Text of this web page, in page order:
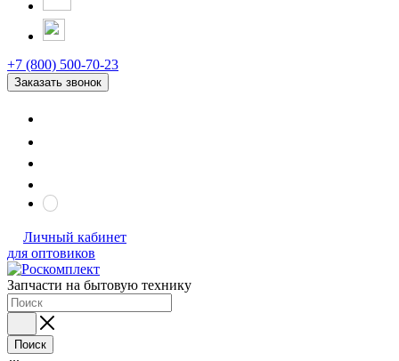
+7 (800) 500-70-23
Заказать звонок
Личный кабинет
для оптовиков
Запчасти на бытовую технику
Поиск